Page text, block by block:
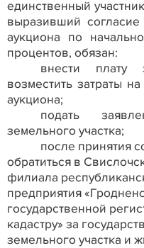
единственный
выразивший
аукциона по
процентов, обязан:
внести
возместить затраты
аукциона;
подать
земельного участка;
после принятия
обратиться в
филиала
предприятия
государственной
кадастру» за
земельного участка и